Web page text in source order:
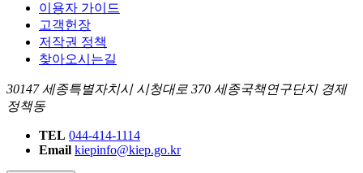
이용자 가이드
고객헌장
저작권 정책
찾아오시는길
30147 세종특별자치시 시청대로 370 세종국책연구단지 경제
정책동
TEL 044-414-1114
Email kiepinfo@kiep.go.kr